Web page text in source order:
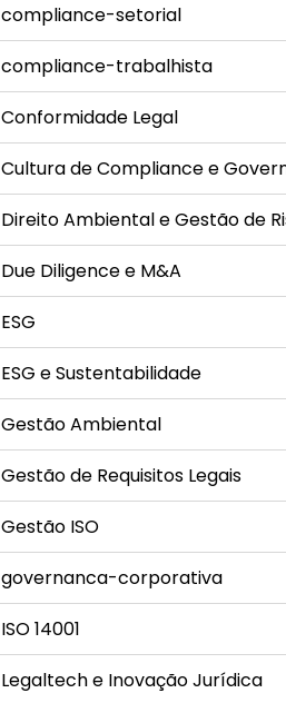
compliance-setorial
compliance-trabalhista
Conformidade Legal
Cultura de Compliance e
Direito Ambiental e Gestão de
Due Diligence e M&A
ESG
ESG e Sustentabilidade
Gestão Ambiental
Gestão de Requisitos Legais
Gestão ISO
governanca-corporativa
ISO 14001
Legaltech e Inovação Jurídica